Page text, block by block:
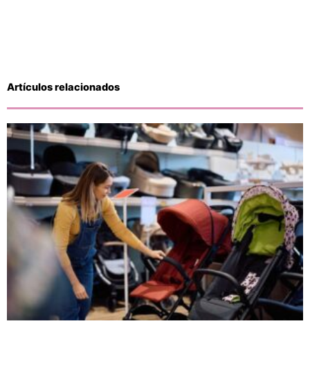
Artículos relacionados